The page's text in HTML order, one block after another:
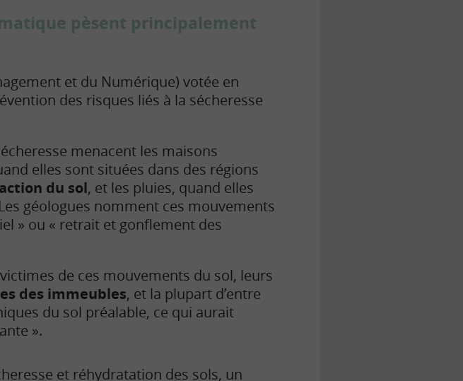
pèsent principalement
et du Numérique) votée en
des risques liés à la sécheresse
menacent les maisons
elles sont situées dans des régions
du sol, et les pluies, quand elles
géologues nomment ces mouvements
» ou « retrait et gonflement des
de ces mouvements du sol, leurs
des immeubles, et la plupart d’entre
du sol préalable, ce qui aurait
».
et réhydratation des sols, un